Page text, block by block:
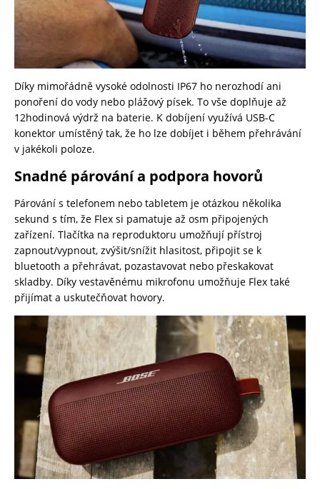
Díky mimořádně vysoké odolnosti IP67 ho nerozhodí ani
ponoření do vody nebo plážový písek. To vše doplňuje až
12hodinová výdrž na baterie. K dobíjení využívá USB-C
konektor umístěný tak, že ho lze dobíjet i během přehrávání
v jakékoli poloze.
Snadné párování a podpora hovorů
Párování s telefonem nebo tabletem je otázkou několika
sekund s tím, že Flex si pamatuje až osm připojených
zařízení. Tlačítka na reproduktoru umožňují přístroj
zapnout/vypnout, zvýšit/snížit hlasitost, připojit se k
bluetooth a přehrávat, pozastavovat nebo přeskakovat
skladby. Díky vestavěnému mikrofonu umožňuje Flex také
přijímat a uskutečňovat hovory.